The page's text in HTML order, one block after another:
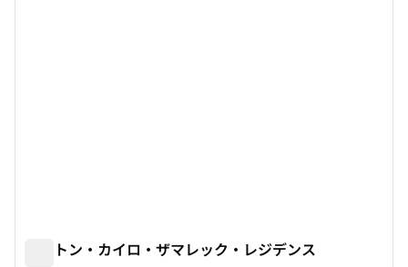
ヒルトン・カイロ・ザマレック・レジデンス